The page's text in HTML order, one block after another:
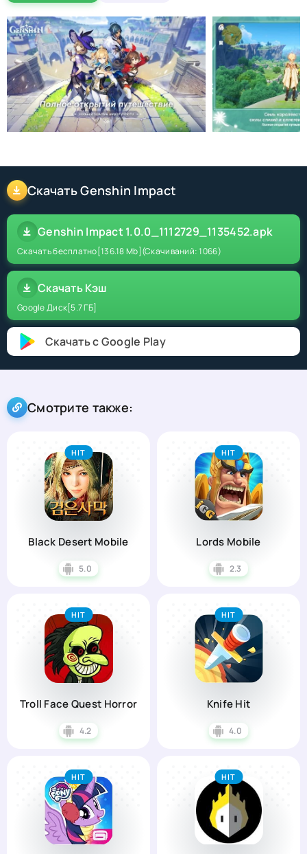
Скачать Genshin Impact
Genshin Impact 1.0.0_1112729_1135452.apk
Скачать бесплатно[136.18 Mb] (Скачиваний: 1066)
Скачать Кэш
Google Диск[5.7 ГБ]
Скачать с Google Play
Смотрите также:
Black Desert Mobile
5.0
HIT
Lords Mobile
2.3
HIT
Troll Face Quest Horror
4.2
HIT
Knife Hit
4.0
HIT
HIT HIT